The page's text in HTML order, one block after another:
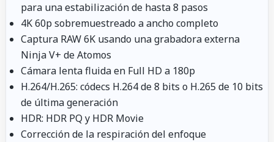
para una estabilización de hasta 8 pasos
4K 60p sobremuestreado a ancho completo
Captura RAW 6K usando una grabadora externa
Ninja V+ de Atomos
Cámara lenta fluida en Full HD a 180p
H.264/H.265: códecs H.264 de 8 bits o H.265 de 10 bits
de última generación
HDR: HDR PQ y HDR Movie
Corrección de la respiración del enfoque